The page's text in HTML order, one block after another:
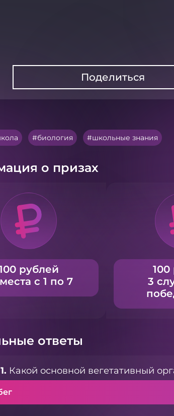
Поделиться
биология школьные знания
о призах
рублей
с 1 по 7
3
ответы
Какой основной вегетативный